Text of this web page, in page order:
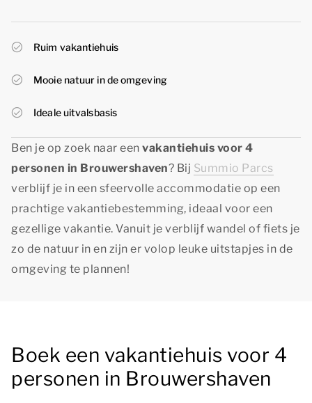
Ruim vakantiehuis
Mooie natuur in de omgeving
Ideale uitvalsbasis
Ben je op zoek naar een vakantiehuis voor 4
personen in Brouwershaven? Bij Summio Parcs
verblijf je in een sfeervolle accommodatie op een
prachtige vakantiebestemming, ideaal voor een
gezellige vakantie. Vanuit je verblijf wandel of fiets je
zo de natuur in en zijn er volop leuke uitstapjes in de
omgeving te plannen!
Boek een vakantiehuis voor 4
personen in Brouwershaven